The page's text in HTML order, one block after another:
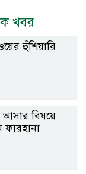
খবর
হুঁশিয়ারি
আসার বিষয়ে
ফারহানা